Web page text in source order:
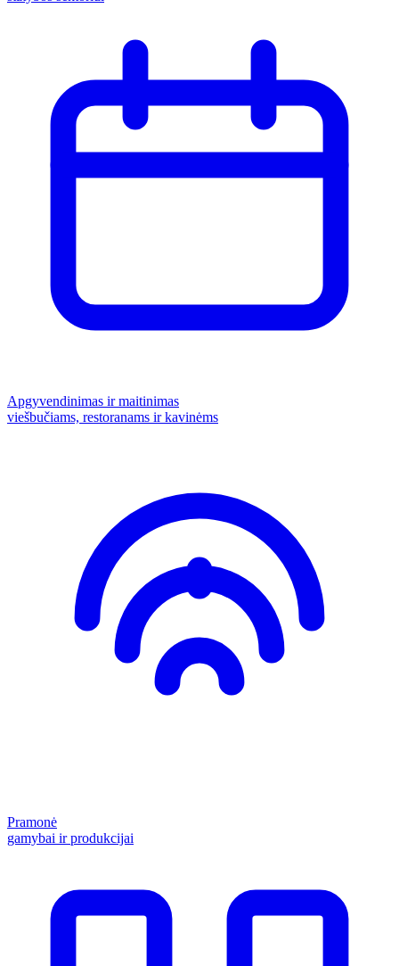
Apgyvendinimas ir maitinimas
viešbučiams, restoranams ir kavinėms
Pramonė
gamybai ir produkcijai